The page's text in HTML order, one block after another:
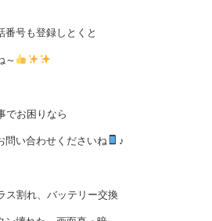
番号も登録しとくと
～
でお困りなら
問い合わせくださいね ♪
ス割れ、バッテリー交換